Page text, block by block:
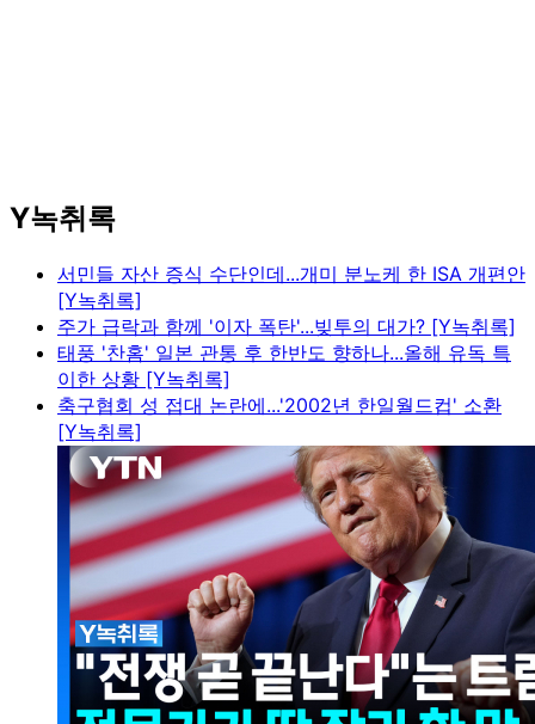
Y녹취록
서민들 자산 증식 수단인데...개미 분노케 한 ISA 개편안
[Y녹취록]
주가 급락과 함께 '이자 폭탄'...빚투의 대가? [Y녹취록]
태풍 '찬홈' 일본 관통 후 한반도 향하나...올해 유독 특
이한 상황 [Y녹취록]
축구협회 성 접대 논란에...'2002년 한일월드컵' 소환
[Y녹취록]